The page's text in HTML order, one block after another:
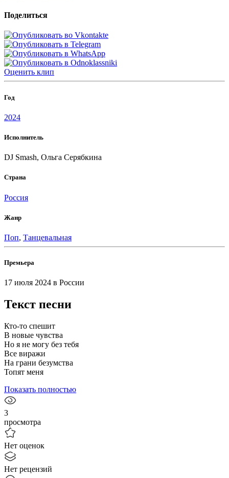
Поделиться
Оценить клип
Год
2024
Исполнитель
DJ Smash, Ольга Серябкина
Страна
Россия
Жанр
Поп, Танцевальная
Премьера
17 июля 2024 в России
Текст песни
Кто-то спешит
В новые чувства
Но я не могу без тебя
Все виражи
На грани безумства
Топят меня
Показать полностью
3
просмотра
Нет оценок
Нет рецензий